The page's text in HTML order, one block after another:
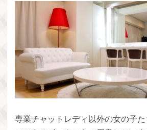
専業チャットレディ以外の女の子